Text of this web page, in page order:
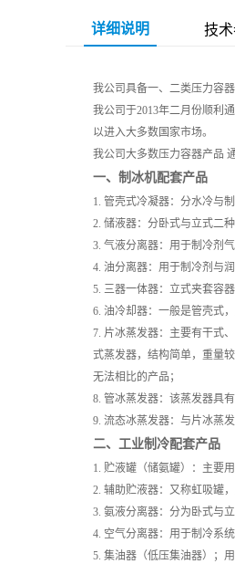
详细说明 技
我公司具备一、二类压力容
我公司于2013年二月份顺利
以进入大多数国家市场。
我公司大多数压力容器产品
一、制冰机配套产品
1. 管壳式冷凝器：分水冷与
2. 储液器：分卧式与立式二
3. 气液分离器：用于制冷剂气
4. 油分离器：用于制冷剂与润
5. 三器一体器：立式夹套容
6. 油冷却器：一般是管壳式
7. 片冰蒸发器：主要有干式
式蒸发器，结构简单，重量
无法相比的产品；
8. 管冰蒸发器：该蒸发器具
9. 流态冰蒸发器：与片冰蒸
二、工业制冷配套产品
1. 贮液罐（储氨罐）：主要
2. 辅助贮液器：又称虹吸罐
3. 氨液分离器：分为卧式与
4. 空气分离器：用于制冷系
5. 集油器（低压集油器）；